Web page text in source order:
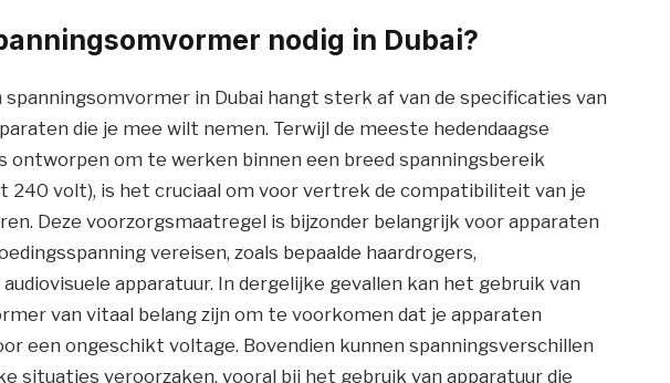
nodig in Dubai?
spanningsomvormer in Dubai hangt sterk af van de specificaties van
die je mee wilt nemen. Terwijl de meeste hedendaagse
ontworpen om te werken binnen een breed spanningsbereik
240 volt), is het cruciaal om voor vertrek de compatibiliteit van je
Deze voorzorgsmaatregel is bijzonder belangrijk voor apparaten
vereisen, zoals bepaalde haardrogers,
apparatuur. In dergelijke gevallen kan het gebruik van
van vitaal belang zijn om te voorkomen dat je apparaten
een ongeschikt voltage. Bovendien kunnen spanningsverschillen
situaties veroorzaken, vooral bij het gebruik van apparatuur die